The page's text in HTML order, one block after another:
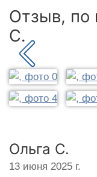
Отзыв, по
С.
Ольга С.
13 июня 2025 г.